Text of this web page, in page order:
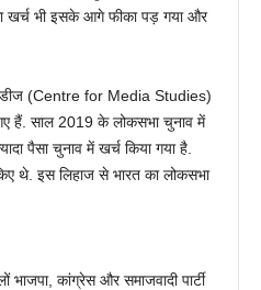
खर्च भी इसके आगे फीका पड़ गया और
स्‍टडीज (Centre for Media Studies)
हैं. साल 2019 के लोकसभा चुनाव में
पैसा चुनाव में खर्च किया गया है.
थे. इस लिहाज से भारत का लोकसभा
कांग्रेस और समाजवादी पार्टी